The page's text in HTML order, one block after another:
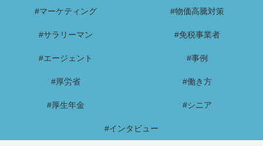
#マーケティング #物価高騰対策
#サラリーマン #免税事業者
#エージェント #事例
#厚労省 #働き方
#厚生年金 #シニア
#インタビュー